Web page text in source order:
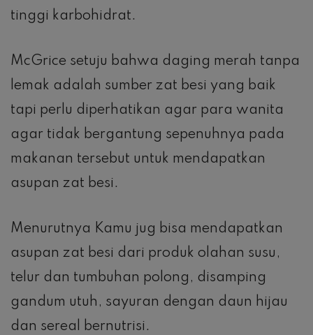
tinggi karbohidrat.
McGrice setuju bahwa daging merah tanpa
lemak adalah sumber zat besi yang baik
tapi perlu diperhatikan agar para wanita
agar tidak bergantung sepenuhnya pada
makanan tersebut untuk mendapatkan
asupan zat besi.
Menurutnya Kamu jug bisa mendapatkan
asupan zat besi dari produk olahan susu,
telur dan tumbuhan polong, disamping
gandum utuh, sayuran dengan daun hijau
dan sereal bernutrisi.